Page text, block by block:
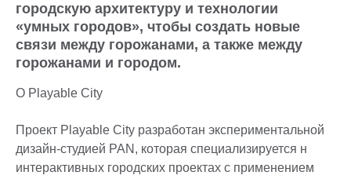
городскую архитектуру и технологии
«умных городов», чтобы создать новые
связи между горожанами, а также между
горожанами и городом.
О Playable City
Проект Playable City разработан экспериментальной
дизайн-студией PAN, которая специализируется н
интерактивных городских проектах с применением